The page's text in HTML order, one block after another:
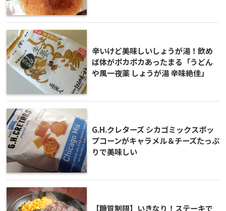
辛いけど美味しいしょうが湯！飲め
ば体がポカポカあったまる「うどん
や風一夜薬 しょうが湯 辛味絶佳」
G.H.クレターズ シカゴミックスポッ
プコーンがキャラメル＆チーズたっぷ
りで美味しい
【糖質制限】いきなり！ステーキで